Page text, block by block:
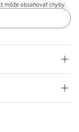
za kvalitnú voľbu,
trvácnosť a
môže obsahovať chyby.